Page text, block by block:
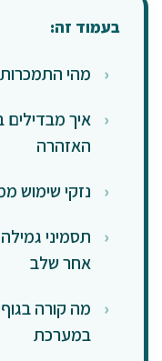
בעמוד זה:
מהי
איך מבדילים
האזהרה
נזקי שימוש
תסמיני
אחר שלב
מה קורה
במערכת